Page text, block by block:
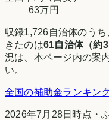
63万円
収録1,726自治体のう
きたのは61自治体（約
況は、本ページ内の案
い。
全国の補助金ランキン
2026年7月28日時点 ・